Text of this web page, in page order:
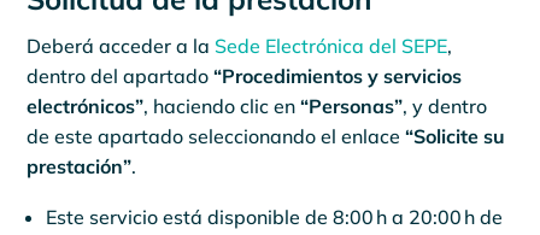
Deberá acceder a la Sede Electrónica del SEPE,
dentro del apartado “Procedimientos y servicios
electrónicos”, haciendo clic en “Personas”, y dentro
de este apartado seleccionando el enlace “Solicite su
prestación”.
Este servicio está disponible de 8:00 h a 20:00 h de